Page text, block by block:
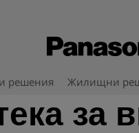
решения Жилищни
за